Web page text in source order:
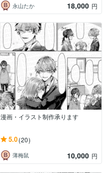
永山たか 18,000 円
漫画・イラスト制作承ります
5.0(20)
薄梅鼠 10,000 円